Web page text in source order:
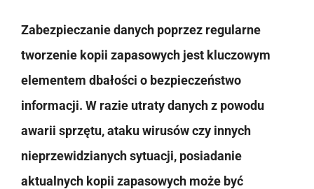
Zabezpieczanie danych poprzez regularne
tworzenie kopii zapasowych jest kluczowym
elementem dbałości o bezpieczeństwo
informacji. W razie utraty danych z powodu
awarii sprzętu, ataku wirusów czy innych
nieprzewidzianych sytuacji, posiadanie
aktualnych kopii zapasowych może być